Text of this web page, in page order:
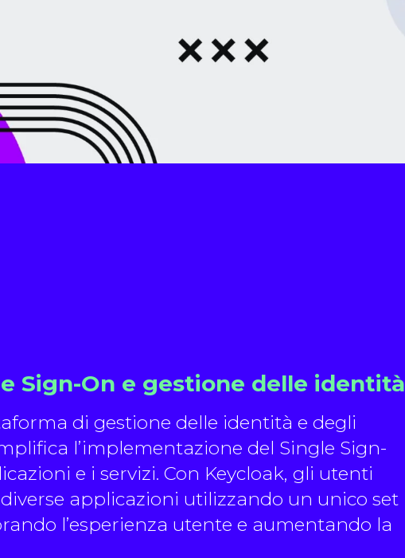
Sign-On e gestione delle identità
di gestione delle identità e degli
l’implementazione del Single Sign-
e i servizi. Con Keycloak, gli utenti
applicazioni utilizzando un unico set
l’esperienza utente e aumentando la